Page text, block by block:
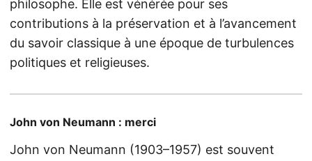
philosophe. Elle est vénérée pour ses
contributions à la préservation et à l’avancement
du savoir classique à une époque de turbulences
politiques et religieuses.
John von Neumann : merci
John von Neumann (1903–1957) est souvent